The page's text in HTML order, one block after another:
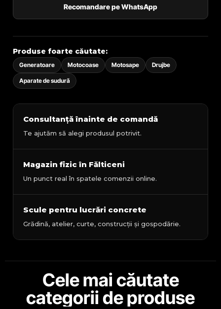
Recomandare pe WhatsApp
Produse foarte căutate:
Generatoare Motocoase Motosape Drujbe
Aparate de sudură
Consultanță înainte de comandă
Te ajutăm să alegi produsul potrivit.
Magazin fizic în Fălticeni
Un punct real în spatele comenzii online.
Scule pentru lucrări concrete
Grădină, atelier, curte, construcții și gospodărie.
Cele mai căutate
categorii de produse